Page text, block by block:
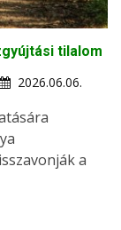
tilalom
2026.06.06.
a